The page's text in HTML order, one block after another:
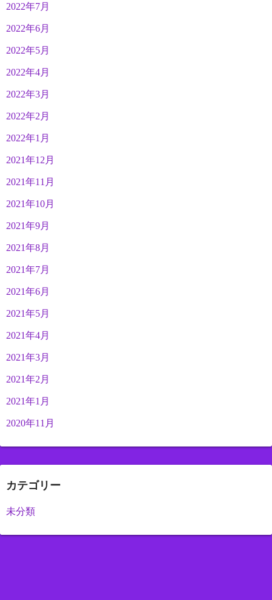
2022年7月
2022年6月
2022年5月
2022年4月
2022年3月
2022年2月
2022年1月
2021年12月
2021年11月
2021年10月
2021年9月
2021年8月
2021年7月
2021年6月
2021年5月
2021年4月
2021年3月
2021年2月
2021年1月
2020年11月
カテゴリー
未分類